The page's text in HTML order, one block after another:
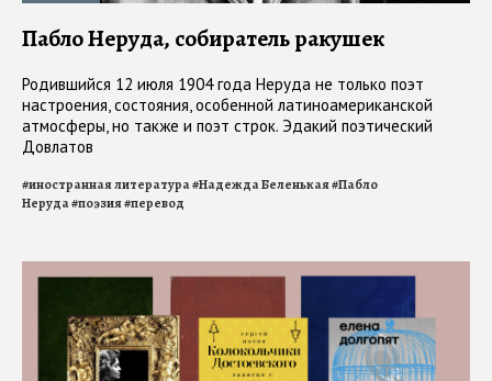
Пабло Неруда, собиратель ракушек
Родившийся 12 июля 1904 года Неруда не только поэт
настроения, состояния, особенной латиноамериканской
атмосферы, но также и поэт строк. Эдакий поэтический
Довлатов
#иностранная литература#Надежда Беленькая#Пабло
Неруда#поэзия#перевод